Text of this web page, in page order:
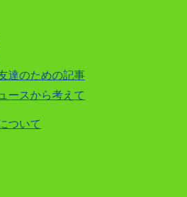
達のための記事
ースから考えて
ついて